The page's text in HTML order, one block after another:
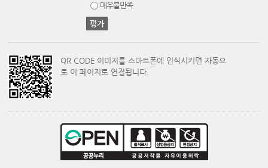
매우불만족
QR CODE 이미지를 스마트폰에 인식시키면 자동으
로 이 페이지로 연결됩니다.